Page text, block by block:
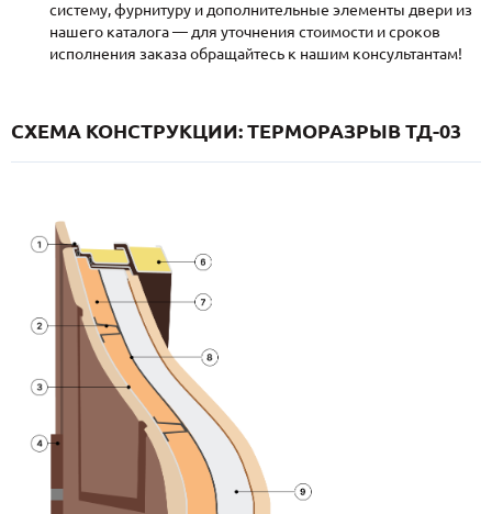
Записаться на замер
систему, фурнитуру и дополнительные элементы двери из
нашего каталога — для уточнения стоимости и сроков
исполнения заказа обращайтесь к нашим консультантам!
СХЕМА КОНСТРУКЦИИ: ТЕРМОРАЗРЫВ ТД-03